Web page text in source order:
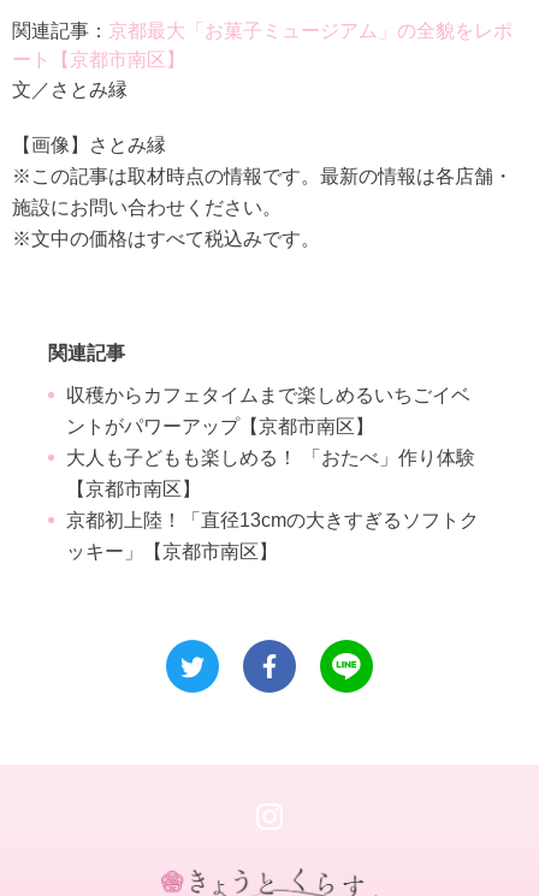
関連記事： 京都最大「お菓子ミュージアム」の全貌をレポ
ート【京都市南区】
文／さとみ縁
【画像】さとみ縁
※この記事は取材時点の情報です。最新の情報は各店舗・
施設にお問い合わせください。
※文中の価格はすべて税込みです。
関連記事
収穫からカフェタイムまで楽しめるいちごイベ
ントがパワーアップ【京都市南区】
大人も子どもも楽しめる！ 「おたべ」作り体験
【京都市南区】
京都初上陸！「直径13cmの大きすぎるソフトク
ッキー」【京都市南区】